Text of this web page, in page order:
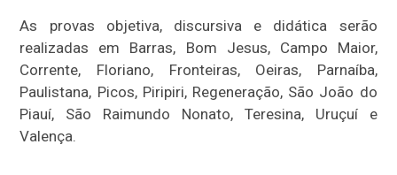
As provas objetiva, discursiva e didática serão
realizadas em Barras, Bom Jesus, Campo Maior,
Corrente, Floriano, Fronteiras, Oeiras, Parnaíba,
Paulistana, Picos, Piripiri, Regeneração, São João do
Piauí, São Raimundo Nonato, Teresina, Uruçuí e
Valença.